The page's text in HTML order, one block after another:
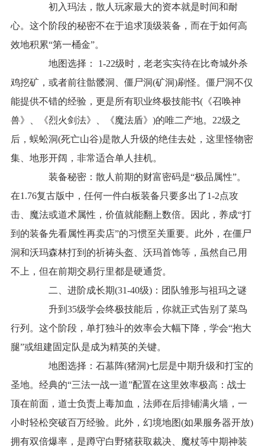
初入玛法，散人玩家最大的资本就是时间和耐
心。这个阶段的秘密不在于追求顶级装备，而在于如何高
效地积累“第一桶金”。
地图选择： 1-22级时，老老实实待在比奇城外杀
鸡挖矿，或者前往骷髅洞、僵尸洞(矿洞)刷怪。僵尸洞不仅
能提供不错的经验，更是所有职业终极技能书(《召唤神
兽》、《烈火剑法》、《魔法盾》)的唯二产地。22级之
后，蜈蚣洞(死亡山谷)是散人升级的绝佳去处，这里怪物密
集、地形开阔，非常适合单人挂机。
装备秘密：散人前期的财富密码是“极品属性”。
在1.76复古版中，任何一件白板装备只要多出了1-2点攻
击、魔法或道术属性，价值就能翻上数倍。因此，养成“打
到的装备先看属性再卖店”的习惯至关重要。此外，在僵尸
洞和沃玛森林打到的祈祷头盔、沃玛首饰等，虽然自己用
不上，但在前期交易行里都是硬通货。
二、进阶成长期(31-40级)：团队雏形与祖玛之谜
升到35级学会终极技能后，你就正式告别了菜鸟
行列。这个阶段，单打独斗的效率会大幅下降，学会“抱大
腿”或组建固定队是成为精英的关键。
地图选择：石墓阵(猪洞)七层是中期升级和打宝的
圣地。经典的“三法一战一道”配置在这里效率极高：战士
顶在前面，道士负责上毒加血，法师在后排铺满火墙，一
小时轻松突破百万经验。此外，幻境地图(如果服务器开放)
拥有双倍爆率，是蹲守白野猪获取裁决、魔杖等中期神装